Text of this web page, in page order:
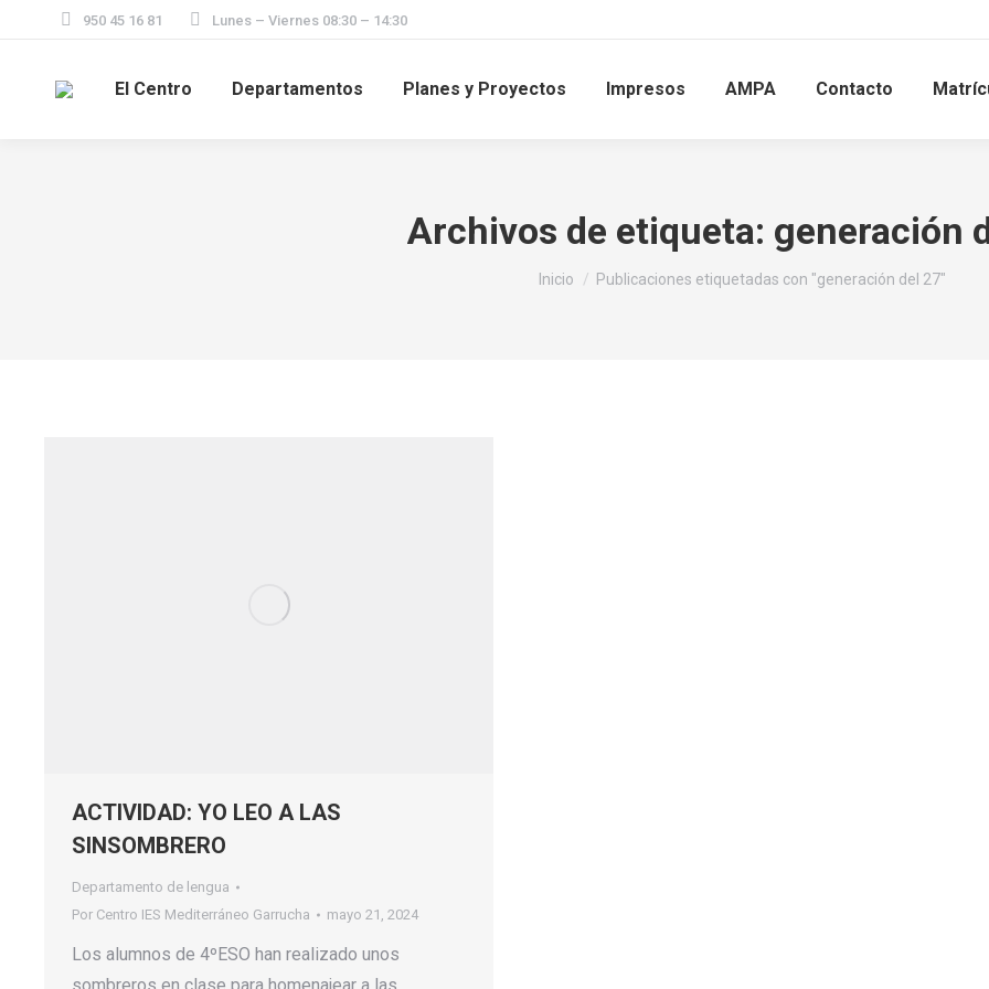
950 45 16 81 Lunes – Viernes 08:30 – 14:30
El Centro Departamentos Planes y Proyectos Impresos AMPA Contacto
Archivos de etiqueta: generación
Estás aquí:
Inicio Publicaciones etiquetadas con "generación del 27"
ACTIVIDAD: YO LEO A LAS
SINSOMBRERO
Departamento de lengua
Por Centro IES Mediterráneo Garrucha mayo 21, 2024
Los alumnos de 4ºESO han realizado unos